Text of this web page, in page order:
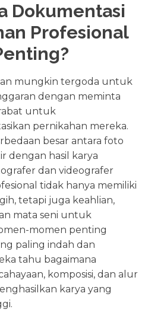
Dokumentasi
Profesional
mungkin tergoda untuk
dengan meminta
untuk
pernikahan mereka.
besar antara foto
dengan hasil karya
dan videografer
tidak hanya memiliki
tetapi juga keahlian,
mata seni untuk
momen penting
paling indah dan
tahu bagaimana
komposisi, dan alur
karya yang